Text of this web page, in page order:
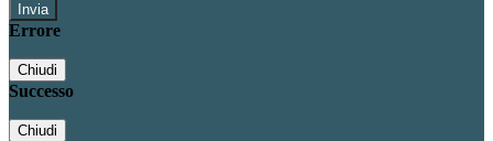
Errore
Chiudi
Successo
Chiudi